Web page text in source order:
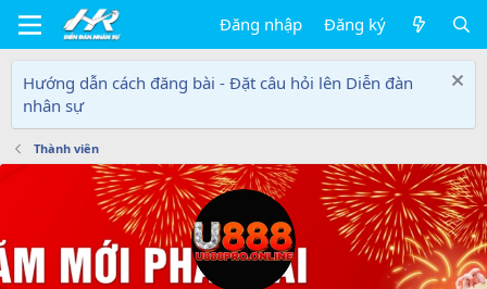
Đăng nhập Đăng ký
Hướng dẫn cách đăng bài - Đặt câu hỏi lên Diễn đàn
nhân sự
Thành viên